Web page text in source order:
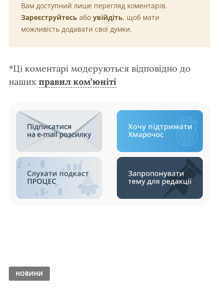
Вам доступний лише перегляд коментарів.
Зареєструйтесь або увійдіть, щоб мати
можливість додавати свої думки.
*Ці коментарі модеруються відповідно до
наших правил ком’юніті
НОВИНИ